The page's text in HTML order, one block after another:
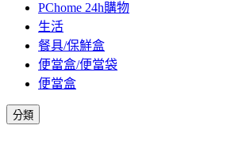
PChome 24h購物
生活
餐具/保鮮盒
便當盒/便當袋
便當盒
分類